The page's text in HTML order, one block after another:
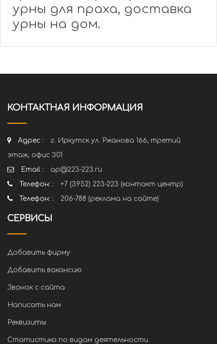
урны для праха, доставка
урны на дом.
КОНТАКТНАЯ ИНФОРМАЦИЯ
Адрес :
г. Иркутск ул. Ржанова 166, третий
этаж, офис 301
Email :
ap@223-223.ru
Телефон: :
+7 (3952) 223-223 (контакт центр)
Телефон: :
206-788 (реклама на сайте)
СЕРВИСЫ
Добавить фирму
Добавить вакансию
Звонок с сайта
Написать нам
Реквизиты
Статистика по видам деятельности